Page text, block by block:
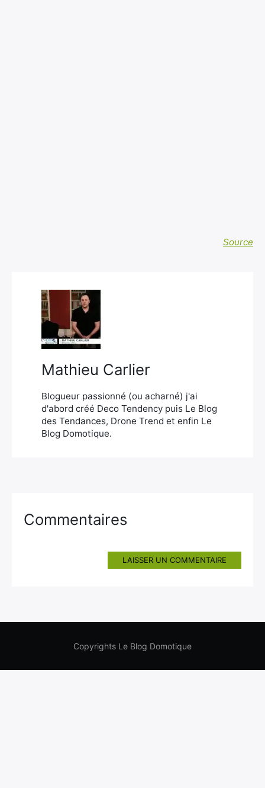
Source
Mathieu Carlier
Blogueur passionné (ou acharné) j'ai
d'abord créé Deco Tendency puis Le Blog
des Tendances, Drone Trend et enfin Le
Blog Domotique.
Commentaires
LAISSER UN COMMENTAIRE
Copyrights Le Blog Domotique